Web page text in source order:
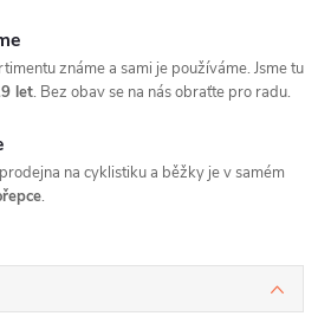
známe a sami je používáme. Jsme tu
let. Bez obav se na nás obraťte pro radu.
na cyklistiku a běžky je v samém
.